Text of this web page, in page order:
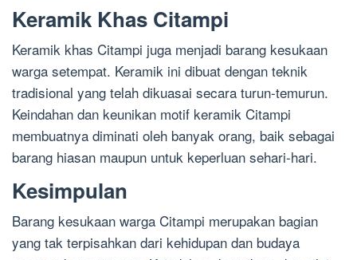
Keramik Khas Citampi
Keramik khas Citampi juga menjadi barang kesukaan
warga setempat. Keramik ini dibuat dengan teknik
tradisional yang telah dikuasai secara turun-temurun.
Keindahan dan keunikan motif keramik Citampi
membuatnya diminati oleh banyak orang, baik sebagai
barang hiasan maupun untuk keperluan sehari-hari.
Kesimpulan
Barang kesukaan warga Citampi merupakan bagian
yang tak terpisahkan dari kehidupan dan budaya